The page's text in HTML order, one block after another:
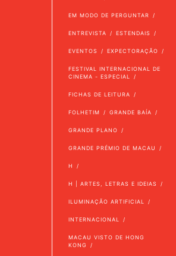
EM MODO DE PERGUNTAR
ENTREVISTA ESTENDAIS
EVENTOS EXPECTORAÇÃO
FESTIVAL INTERNACIONAL DE
CINEMA - ESPECIAL
FICHAS DE LEITURA
FOLHETIM GRANDE BAÍA
GRANDE PLANO
GRANDE PRÉMIO DE MACAU
H
H | ARTES, LETRAS E IDEIAS
ILUMINAÇÃO ARTIFICIAL
INTERNACIONAL
MACAU VISTO DE HONG
KONG